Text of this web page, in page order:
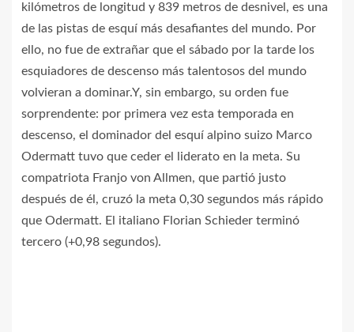
kilómetros de longitud y 839 metros de desnivel, es una
de las pistas de esquí más desafiantes del mundo. Por
ello, no fue de extrañar que el sábado por la tarde los
esquiadores de descenso más talentosos del mundo
volvieran a dominar.Y, sin embargo, su orden fue
sorprendente: por primera vez esta temporada en
descenso, el dominador del esquí alpino suizo Marco
Odermatt tuvo que ceder el liderato en la meta. Su
compatriota Franjo von Allmen, que partió justo
después de él, cruzó la meta 0,30 segundos más rápido
que Odermatt. El italiano Florian Schieder terminó
tercero (+0,98 segundos).